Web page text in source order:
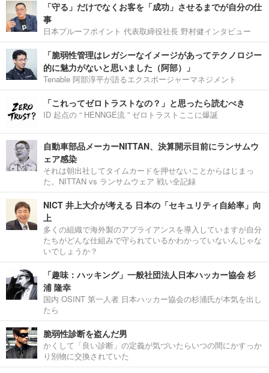
「守る」だけでなくお客を「成功」させるまでが自分の仕
事
日本プルーフポイント 代表取締役社長 野村健インタビュー
「脆弱性管理はレガシーなイメージがあってテクノロジー
的に魅力がないと思いました（阿部）」
Tenable 阿部淳平が語るエクスポージャーマネジメント
「これってゼロトラストなの？」と思ったら読むべき
ID 起点の “ HENNGE流 ” ゼロトラストここに爆誕
自動車部品メーカーNITTAN、決算開示目前にランサムウ
ェア感染
それは朝出社してタイムカードを押せないことからはじまっ
た。NITTAN vs ランサムウェア 戦い全記録
NICT 井上大介が考える 日本の「セキュリティ自給率」向
上
多くの組織で海外製のアプライアンスを導入していますが自分
たちがどんな仕組みで守られているかわかっていないんじゃな
いでしょうか？
「趣味：ハッキング」一般社団法人日本ハッカー協会 杉
浦 隆幸
国内 OSINT 第一人者 日本ハッカー協会の杉浦氏が本気を出し
たら
脆弱性診断を盗んだ男
かくして「良い診断」の定義が気づいたらいつの間にかすっか
り別物に交換されていた